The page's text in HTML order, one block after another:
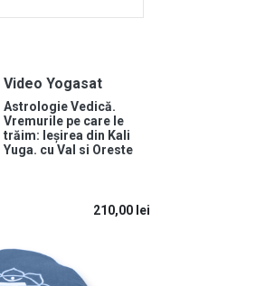
Video Yogasat
Astrologie Vedică.
Vremurile pe care le
trăim: Ieșirea din Kali
Yuga. cu Val si Oreste
210,00 lei